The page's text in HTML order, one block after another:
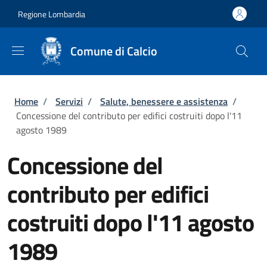
Regione Lombardia
Comune di Calcio
Briciole di pane
Home / Servizi / Salute, benessere e assistenza /
Concessione del contributo per edifici costruiti dopo l'11
agosto 1989
Concessione del
contributo per edifici
costruiti dopo l'11 agosto
1989